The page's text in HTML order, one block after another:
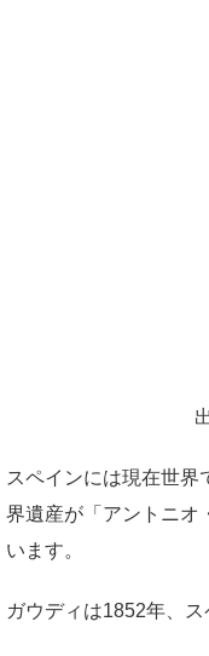
スペインには現在世界
界遺産が「アントニオ
います。
ガウディは1852年、